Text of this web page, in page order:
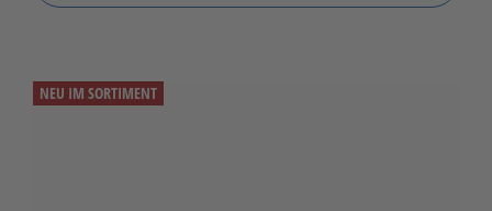
NEU IM SORTIMENT